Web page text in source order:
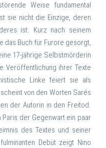
Weise fundamental
sie nicht die Einzige, deren
ist. Kurz nach seinem
das Buch für Furore gesorgt,
17-jährige Selbstmörderin
Veröffentlichung ihrer Texte
Linke feiert sie als
von den Worten Sarés
der Autorin in den Freitod.
der Gegenwart ein paar
des Textes und seiner
Debüt zeigt Nino